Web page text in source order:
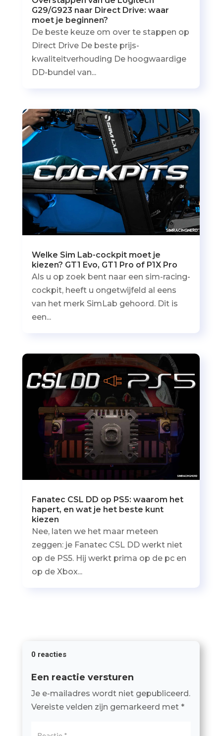
G29/G923 naar Direct Drive: waar
moet je beginnen?
De beste keuze om over te stappen op
Direct Drive De beste prijs-
kwaliteitverhouding De hoogwaardige
DD-bundel van...
Welke Sim Lab-cockpit moet je
kiezen? GT1 Evo, GT1 Pro of P1X Pro
Als u op zoek bent naar een sim-racing-
cockpit, heeft u ongetwijfeld al eens
van het merk SimLab gehoord. Dit is
een...
Fanatec CSL DD op PS5: waarom het
hapert, en wat je het beste kunt
kiezen
Nee, laten we het maar meteen
zeggen: je Fanatec CSL DD werkt niet
op de PS5. Hij werkt prima op de pc en
op de Xbox...
0 reacties
Een reactie versturen
Je e-mailadres wordt niet gepubliceerd.
Vereiste velden zijn gemarkeerd met *